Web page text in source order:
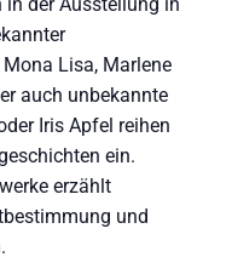
Lisa, Marlene
auch unbekannte
Iris Apfel reihen
ein.
erzählt
und